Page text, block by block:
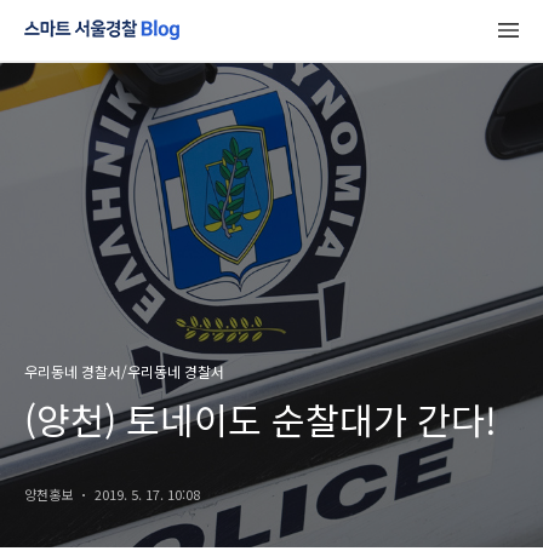
우리동네 경찰서/우리동네 경찰서
(양천) 토네이도 순찰대가 간다!
양천홍보 2019. 5. 17. 10:08